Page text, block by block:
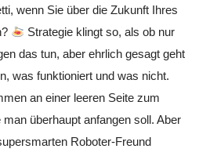
wenn Sie über die Zukunft Ihres
Strategie klingt so, als ob nur
das tun, aber ehrlich gesagt geht
was funktioniert und was nicht.
an einer leeren Seite zum
überhaupt anfangen soll. Aber
Roboter-Freund